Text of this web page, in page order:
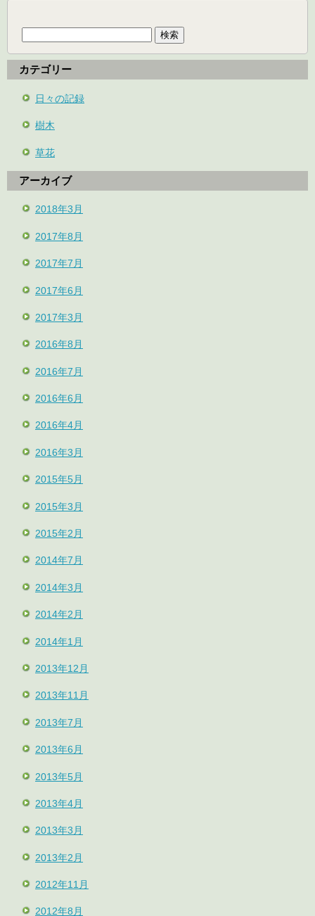
カテゴリー
日々の記録
樹木
草花
アーカイブ
2018年3月
2017年8月
2017年7月
2017年6月
2017年3月
2016年8月
2016年7月
2016年6月
2016年4月
2016年3月
2015年5月
2015年3月
2015年2月
2014年7月
2014年3月
2014年2月
2014年1月
2013年12月
2013年11月
2013年7月
2013年6月
2013年5月
2013年4月
2013年3月
2013年2月
2012年11月
2012年8月